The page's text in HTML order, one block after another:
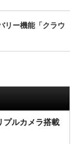
リー機能「クラウ
プルカメラ搭載